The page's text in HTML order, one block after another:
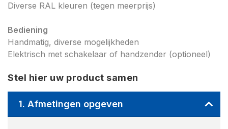
Diverse RAL kleuren (tegen meerprijs)
Bediening
Handmatig, diverse mogelijkheden
Elektrisch met schakelaar of handzender (optioneel)
Stel hier uw product samen
1. Afmetingen opgeven